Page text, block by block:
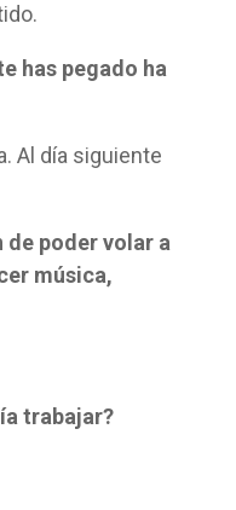
has pegado ha
Al día siguiente
de poder volar a
música,
trabajar?